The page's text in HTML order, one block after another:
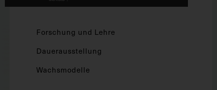
Forschung und Lehre
Dauerausstellung
Wachsmodelle